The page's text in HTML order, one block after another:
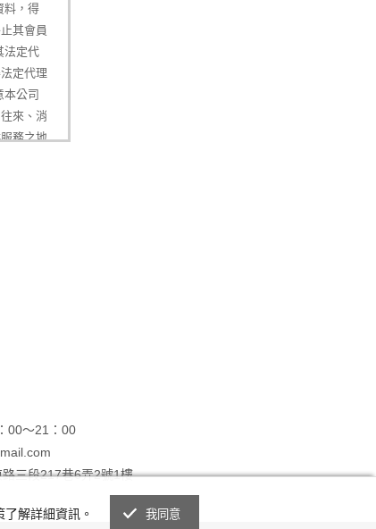
料，得
其會員
法定代
定代理
本公司
來、消
務之地
係企
得會員
司將於
對會員
自行
訊可得
條款所
公司亦
00～21：00
三段217巷6弄2號1樓
解詳細資訊。 我同意